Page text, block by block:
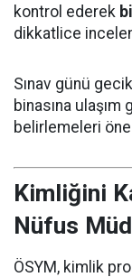
kontrol ederek
dikkatlice
Sınav günü
binasına ulaşım
belirlemeleri
Kimliğini
Nüfus
ÖSYM, kimlik